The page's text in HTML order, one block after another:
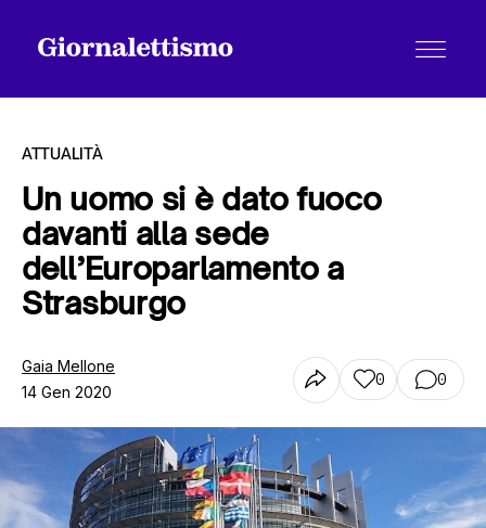
Tutti gli articoli
ATTUALITÀ
Un uomo si è dato fuoco
davanti alla sede
dell’Europarlamento a
Strasburgo
Gaia Mellone
14 Gen 2020
0 0